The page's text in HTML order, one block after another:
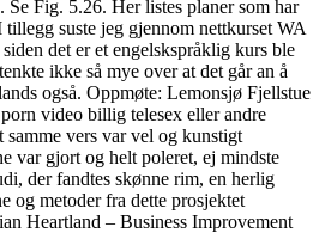
Se Fig. 5.26. Her listes planer som har
suste jeg gjennom nettkurset WA
det er et engelskspråklig kurs ble
ikke så mye over at det går an å
også. Oppmøte: Lemonsjø Fjellstue
video billig telesex eller andre
samme vers var vel og kunstigt
var gjort og helt poleret, ej mindste
der fandtes skønne rim, en herlig
og metoder fra dette prosjektet
Heartland – Business Improvement